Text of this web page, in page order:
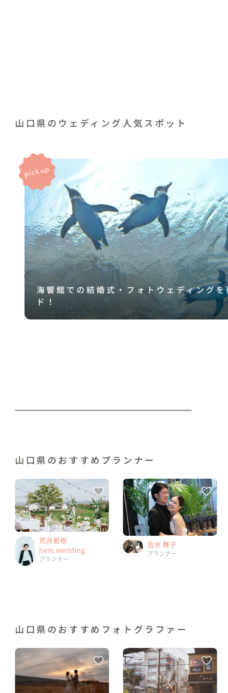
山口県のウェディング人気スポット
海響館での結婚式・フォトウェディング
ド！
山口県のおすすめプランナー
荒井夏樹
here.wedding
プランナー
吉水 舞子
プランナー
山口県のおすすめフォトグラファー